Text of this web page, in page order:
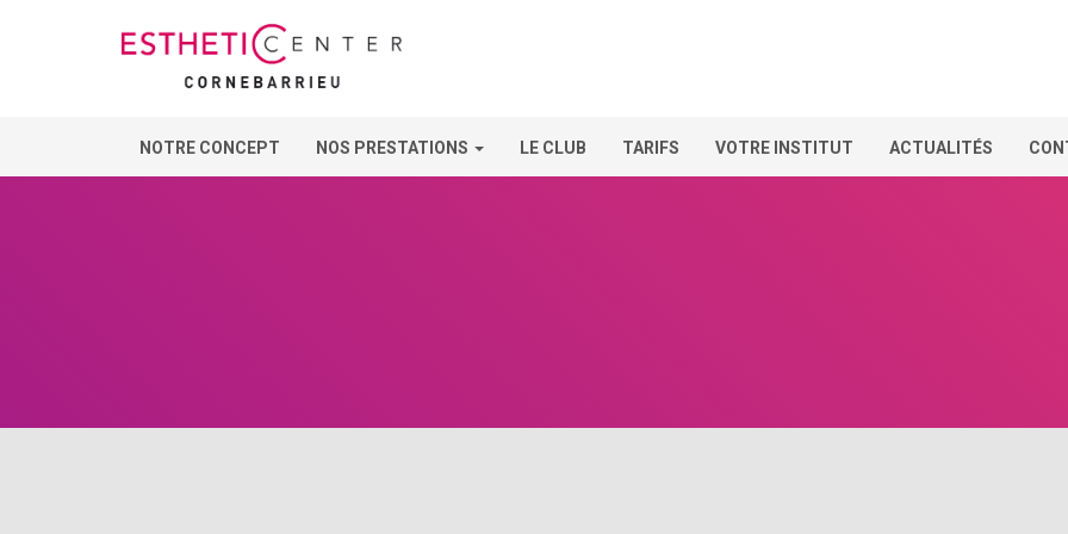
NOTRE CONCEPT NOS PRESTATIONS LE CLUB TARIFS VOTRE INSTITUT ACTUALITÉS